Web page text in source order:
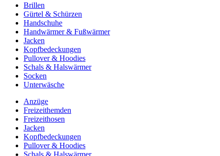
Brillen
Gürtel & Schürzen
Handschuhe
Handwärmer & Fußwärmer
Jacken
Kopfbedeckungen
Pullover & Hoodies
Schals & Halswärmer
Socken
Unterwäsche
Anzüge
Freizeithemden
Freizeithosen
Jacken
Kopfbedeckungen
Pullover & Hoodies
Schals & Halswärmer